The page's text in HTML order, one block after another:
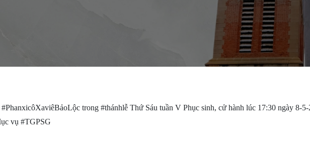
trong #thánhlễ Thứ Sáu tuần V Phục sinh, cử hành lúc 17:30 ngày 8-
vụ #TGPSG